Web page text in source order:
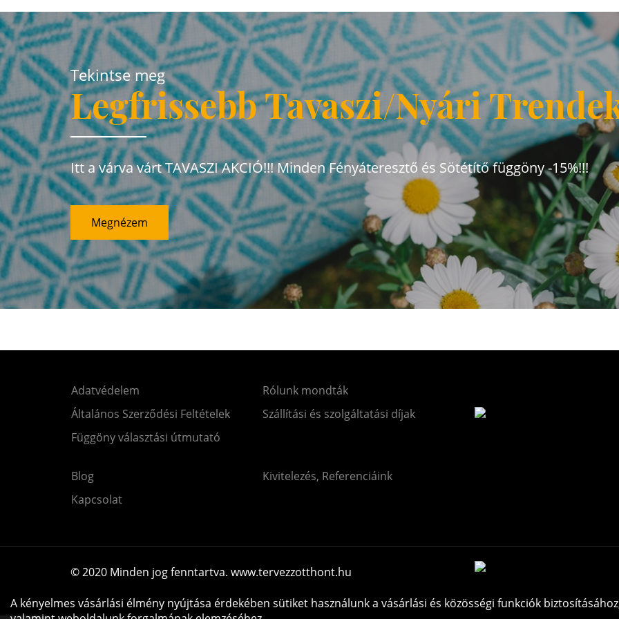
Tekintse meg
Legfrissebb Tavaszi/Nyári
Itt a várva várt TAVASZI AKCIÓ!!! Minden Fényáteresztő és Sötétítő függöny -15%!!!
Megnézem
Adatvédelem
Rólunk mondták
Általános Szerződési Feltételek
Szállítási és szolgáltatási díjak
Függöny választási útmutató
Blog
Kivitelezés, Referenciáink
Kapcsolat
© 2020 Minden jog fenntartva. www.tervezzotthont.hu
A kényelmes vásárlási élmény nyújtása érdekében sütiket használunk a vásárlási és közösségi funkciók